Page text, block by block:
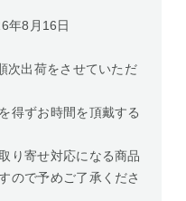
年8月16日
次出荷をさせていただ
得ずお時間を頂戴する
り寄せ対応になる商品
ので予めご了承くださ